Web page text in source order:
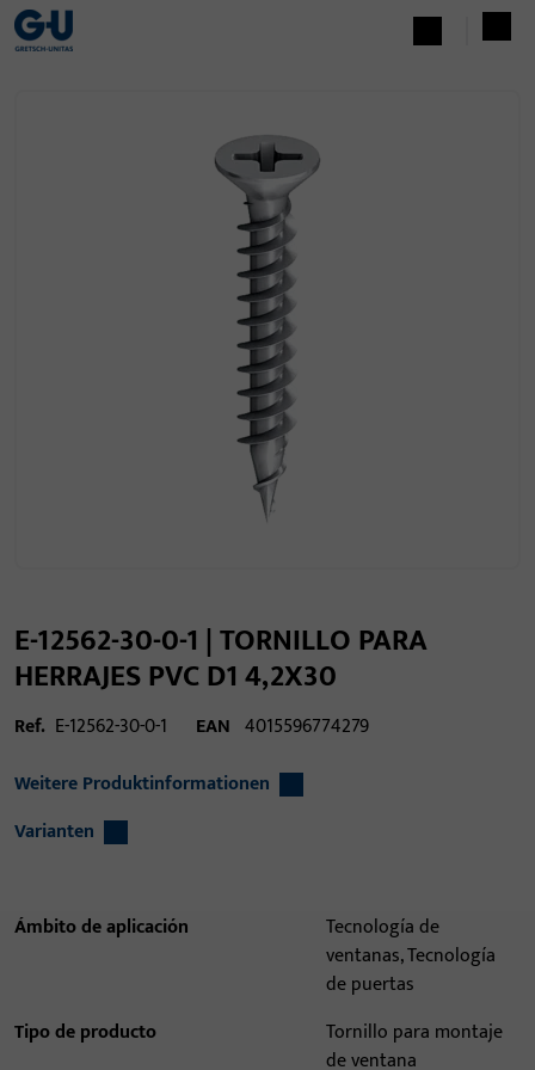
E-12562-30-0-1 | TORNILLO PARA
HERRAJES PVC D1 4,2X30
Ref. E-12562-30-0-1 EAN 4015596774279
Weitere Produktinformationen
Varianten
Ámbito de aplicación
Tecnología de
ventanas, Tecnología
de puertas
Tipo de producto
Tornillo para montaje
de ventana